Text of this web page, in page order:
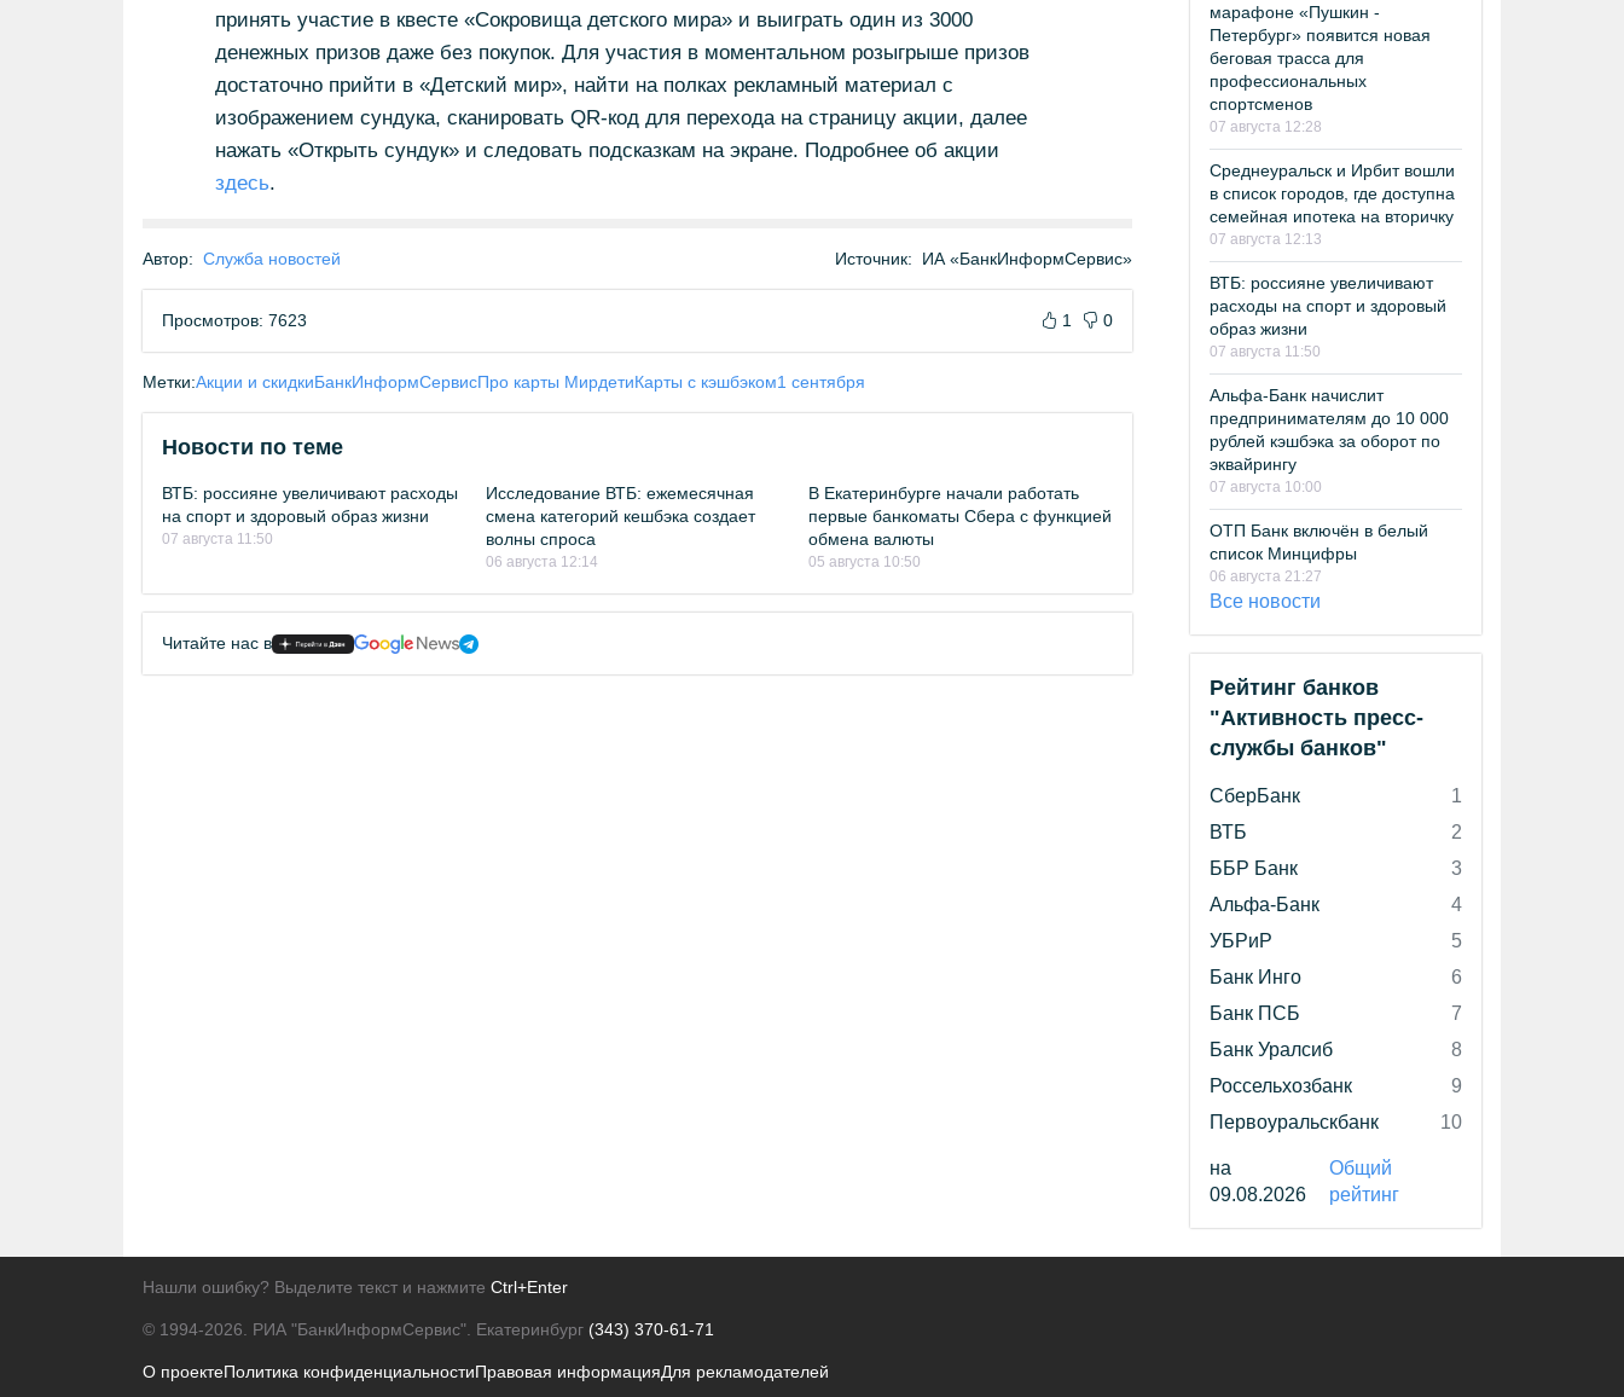
принять участие в квесте «Сокровища детского мира» и выиграть один из 3000
денежных призов даже без покупок. Для участия в моментальном розыгрыше призов
достаточно прийти в «Детский мир», найти на полках рекламный материал с
изображением сундука, сканировать QR-код для перехода на страницу акции, далее
нажать «Открыть сундук» и следовать подсказкам на экране. Подробнее об акции
здесь.
Автор: Служба новостей Источник: ИА «БанкИнформСервис»
Просмотров: 7623 1 0
Метки:Акции и скидкиБанкИнформСервисПро карты МирдетиКарты с кэшбэком1 сентября
Новости по теме
ВТБ: россияне увеличивают расходы
на спорт и здоровый образ жизни
07 августа 11:50
Исследование ВТБ: ежемесячная
смена категорий кешбэка создает
волны спроса
06 августа 12:14
В Екатеринбурге начали работать
первые банкоматы Сбера с функцией
обмена валюты
05 августа 10:50
Читайте нас в
марафоне «Пушкин -
Петербург» появится новая
беговая трасса для
профессиональных
спортсменов
07 августа 12:28
Среднеуральск и Ирбит вошли
в список городов, где доступна
семейная ипотека на вторичку
07 августа 12:13
ВТБ: россияне увеличивают
расходы на спорт и здоровый
образ жизни
07 августа 11:50
Альфа-Банк начислит
предпринимателям до 10 000
рублей кэшбэка за оборот по
эквайрингу
07 августа 10:00
ОТП Банк включён в белый
список Минцифры
06 августа 21:27
Все новости
Рейтинг банков
"Активность пресс-
службы банков"
СберБанк
1
ВТБ
2
ББР Банк
3
Альфа-Банк
4
УБРиР
5
Банк Инго
6
Банк ПСБ
7
Банк Уралсиб
8
Россельхозбанк
9
Первоуральскбанк
10
на
09.08.2026
Общий
рейтинг
Нашли ошибку? Выделите текст и нажмите Ctrl+Enter
© 1994-2026. РИА "БанкИнформСервис". Екатеринбург (343) 370-61-71
О проектеПолитика конфиденциальностиПравовая информацияДля рекламодателей